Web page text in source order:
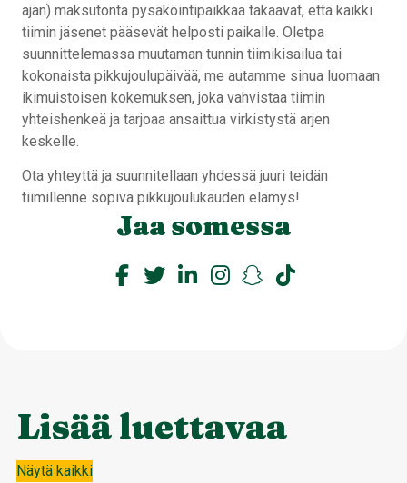
ajan) maksutonta pysäköintipaikkaa takaavat, että kaikki
tiimin jäsenet pääsevät helposti paikalle. Oletpa
suunnittelemassa muutaman tunnin tiimikisailua tai
kokonaista pikkujoulupäivää, me autamme sinua luomaan
ikimuistoisen kokemuksen, joka vahvistaa tiimin
yhteishenkeä ja tarjoaa ansaittua virkistystä arjen
keskelle.
Ota yhteyttä ja suunnitellaan yhdessä juuri teidän
tiimillenne sopiva pikkujoulukauden elämys!
Jaa somessa
Lisää luettavaa
Näytä kaikki